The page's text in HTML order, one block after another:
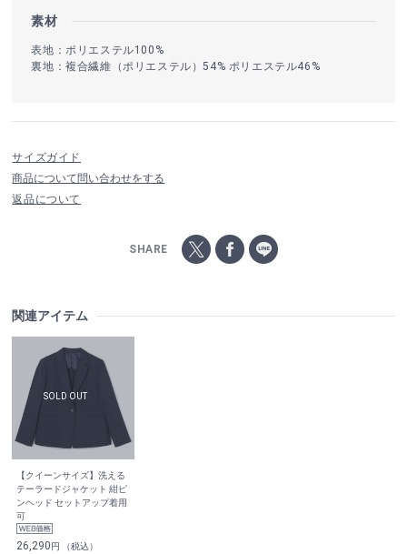
素材
表地：ポリエステル100%
裏地：複合繊維（ポリエステル）54% ポリエステル46%
サイズガイド
商品について問い合わせをする
返品について
SHARE
関連アイテム
【クイーンサイズ】洗える
テーラードジャケット 紺ピ
ンヘッド セットアップ着用
可
26,290円 （税込）